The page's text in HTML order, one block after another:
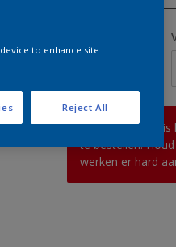
2,5 L
10 L
Op dit moment is
te bestellen.
werken er hard
to enhance site
Reject All